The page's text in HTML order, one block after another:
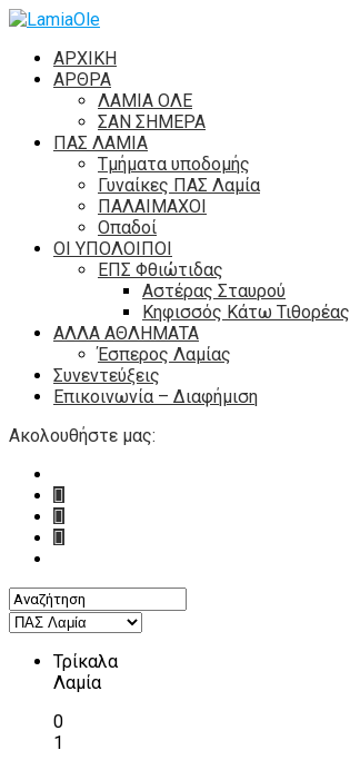
ΑΡΧΙΚΗ
ΑΡΘΡΑ
ΛΑΜΙΑ ΟΛΕ
ΣΑΝ ΣΗΜΕΡΑ
ΠΑΣ ΛΑΜΙΑ
Τμήματα υποδομής
Γυναίκες ΠΑΣ Λαμία
ΠΑΛΑΙΜΑΧΟΙ
Οπαδοί
ΟΙ ΥΠΟΛΟΙΠΟΙ
ΕΠΣ Φθιώτιδας
Αστέρας Σταυρού
Κηφισσός Κάτω Τιθορέας
ΑΛΛΑ ΑΘΛΗΜΑΤΑ
Έσπερος Λαμίας
Συνεντεύξεις
Επικοινωνία – Διαφήμιση
Ακολουθήστε μας:
Τρίκαλα
Λαμία
0
1